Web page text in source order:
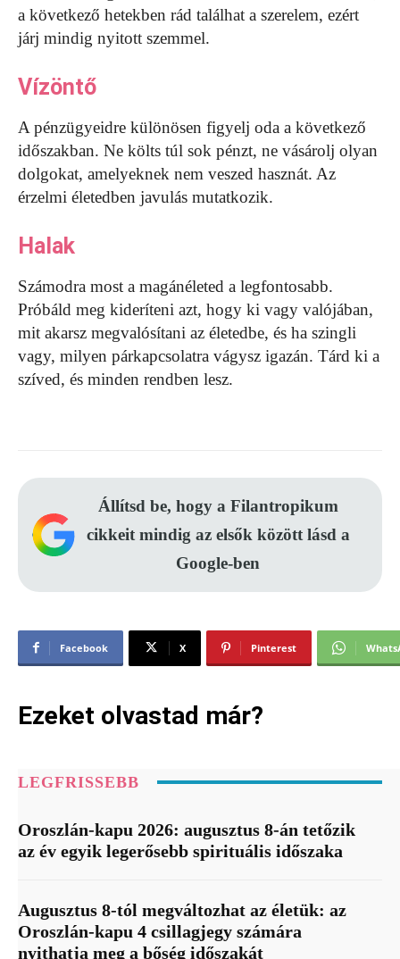
a következő hetekben rád találhat a szerelem, ezért
járj mindig nyitott szemmel.
Vízöntő
A pénzügyeidre különösen figyelj oda a következő
időszakban. Ne költs túl sok pénzt, ne vásárolj olyan
dolgokat, amelyeknek nem veszed hasznát. Az
érzelmi életedben javulás mutatkozik.
Halak
Számodra most a magánéleted a legfontosabb.
Próbáld meg kideríteni azt, hogy ki vagy valójában,
mit akarsz megvalósítani az életedbe, és ha szingli
vagy, milyen párkapcsolatra vágysz igazán. Tárd ki a
szíved, és minden rendben lesz.
Állítsd be, hogy a Filantropikum
cikkeit mindig az elsők között lásd a
Google-ben
Facebook X Pinterest
Ezeket olvastad már?
LEGFRISSEBB
Oroszlán-kapu 2026: augusztus 8-án tetőzik
az év egyik legerősebb spirituális időszaka
Augusztus 8-tól megváltozhat az életük: az
Oroszlán-kapu 4 csillagjegy számára
nyithatja meg a bőség időszakát